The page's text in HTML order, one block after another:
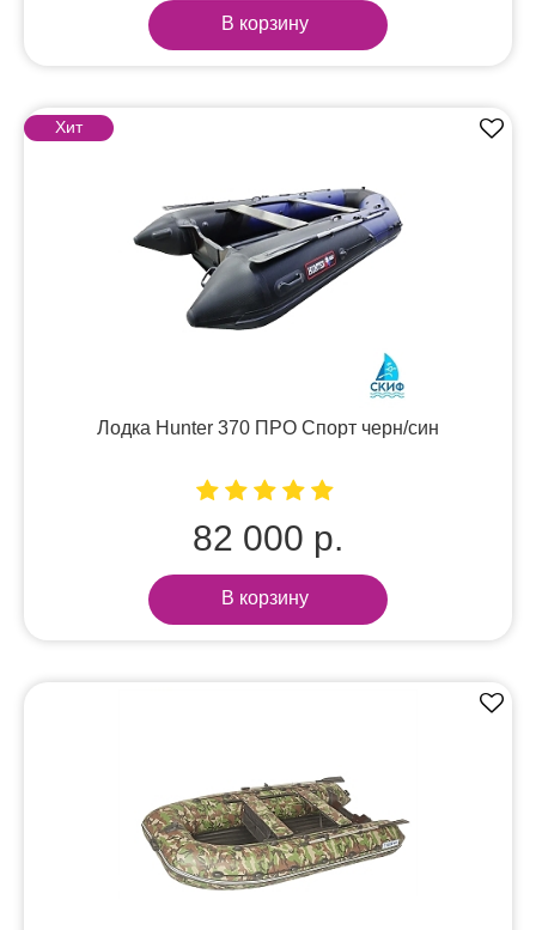
В корзину
Хит
Лодка Hunter 370 ПРО Спорт черн/син
82 000 р.
В корзину